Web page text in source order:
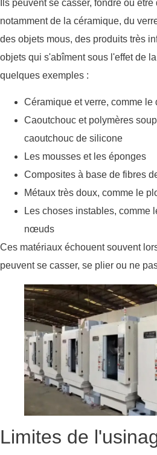
Ils peuvent se casser, fondre ou
notamment de la céramique, du
des objets mous, des produits très
objets qui s'abîment sous l'effet de
quelques exemples :
Céramique et verre, comme
Caoutchouc et polymères
caoutchouc de silicone
Les mousses et les éponges
Composites à base de fibres
Métaux très doux, comme le
Les choses instables, comme
nœuds
Ces matériaux échouent souvent
peuvent se casser, se plier ou ne
Limites de